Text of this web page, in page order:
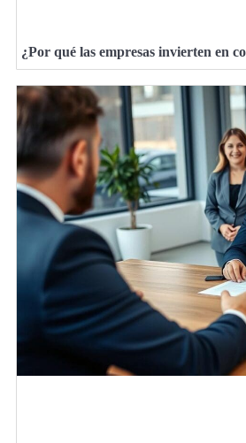
¿Por qué las empresas invierten en